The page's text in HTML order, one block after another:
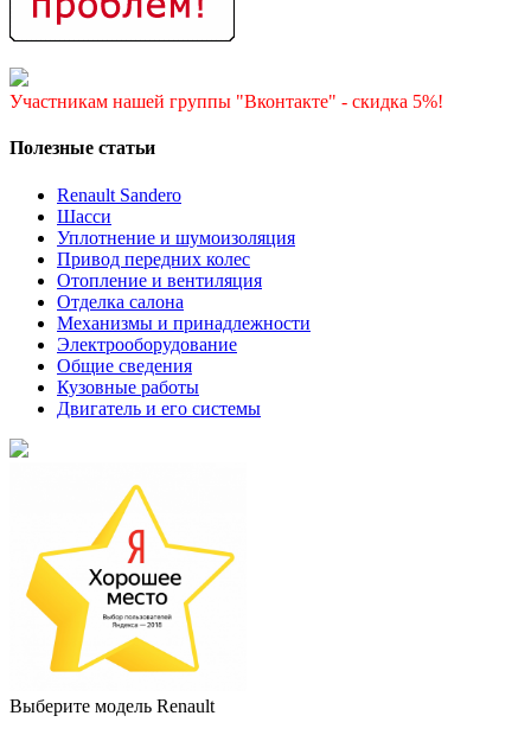
Участникам нашей группы "Вконтакте" - скидка 5%!
Полезные статьи
Renault Sandero
Шасси
Уплотнение и шумоизоляция
Привод передних колес
Отопление и вентиляция
Отделка салона
Механизмы и принадлежности
Электрооборудование
Общие сведения
Кузовные работы
Двигатель и его системы
Выберите модель Renault